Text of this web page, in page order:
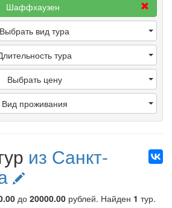
Шаффхаузен
Выбрать вид тура
тура
Выбрать цену
Вид проживания
из Санкт-
до 20000.00 рублей. Найден 1 тур.